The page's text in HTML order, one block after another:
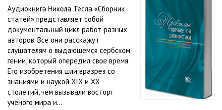
Аудиокнига Никола Тесла «Сборник
статей» представляет собой
документальный цикл работ разных
авторов. Все они расскажут
слушателям о выдающемся сербском
гении, который опередил свое время.
Его изобретения шли вразрез со
знаниями и наукой XIX и XX
столетий, чем вызывали восторг
ученого мира и...